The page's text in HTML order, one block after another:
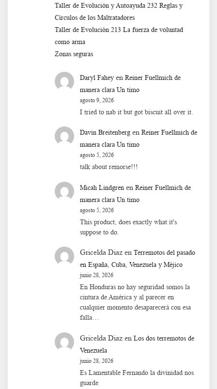
Taller de Evolución y Autoayuda 232 Reglas y
Círculos de los Maltratadores
Taller de Evoluciòn 213 La fuerza de voluntad
como arma
Zonas seguras
Daryl Fahey en Reiner Fuellmich de
manera clara Un timo
agosto 9, 2026
I tried to nab it but got biscuit all over it.
Davin Breitenberg en Reiner Fuellmich de
manera clara Un timo
agosto 5, 2026
talk about remorse!!!
Micah Lindgren en Reiner Fuellmich de
manera clara Un timo
agosto 5, 2026
This product, does exactly what it's
suppose to do.
Gricelda Diaz en Terremotos del pasado
en España, Cuba, Venezuela y Méjico
junio 28, 2026
En Honduras no hay seguridad somos la
cintura de América y al parecer en
cualquier momento desaparecerá con esa
falla…
Gricelda Diaz en Los dos terremotos de
Venezuela
junio 28, 2026
Es Lamentable Fernando la divinidad nos
guarde